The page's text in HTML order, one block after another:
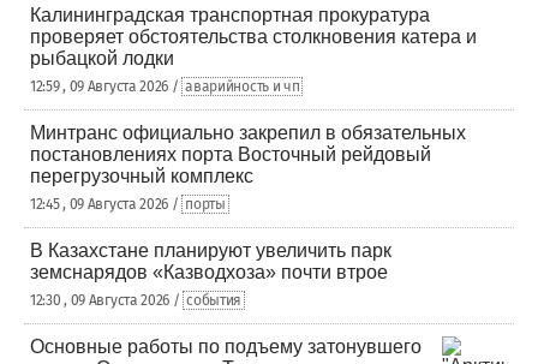
Калининградская транспортная прокуратура
проверяет обстоятельства столкновения катера и
рыбацкой лодки
12:59 , 09 Августа 2026 / аварийность и чп
Минтранс официально закрепил в обязательных
постановлениях порта Восточный рейдовый
перегрузочный комплекс
12:45 , 09 Августа 2026 / порты
В Казахстане планируют увеличить парк
земснарядов «Казводхоза» почти втрое
12:30 , 09 Августа 2026 / события
Основные работы по подъему затонувшего